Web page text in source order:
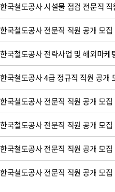
한국철도공사 시설물 점검 전문직
한국철도공사 전문직 직원 공개 모집
한국철도공사 전략사업 및 해외마케
한국철도공사 4급 정규직 직원 공개
한국철도공사 전문직 직원 공개 모집
한국철도공사 전문직 직원 공개 모집
한국철도공사 전문직 직원 공개 모집
한국철도공사 전문직 직원 공개 모집